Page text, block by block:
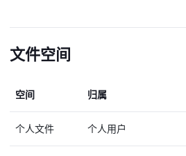
文件空间
空间 归属
个人文件 个人用户